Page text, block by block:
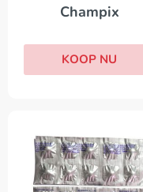
Champix
KOOP NU